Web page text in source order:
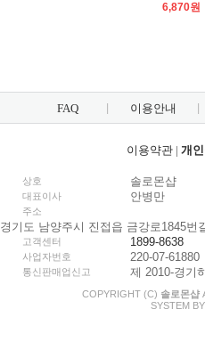
6,870원
FAQ 이용안내
이용약관| 개
상호 솔로몬샵
대표이사 안병만
주소
경기도 남양주시 진접읍 금강로1845번
고객센터 1899-8638
사업자번호 220-07-61880
통신판매업신고 제 2010-경기
COPYRIGHT (C) 솔로몬샵
SYSTEM BY